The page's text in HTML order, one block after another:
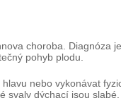
choroba.
pohyb plodu.
nebo vykonávat
svaly dýchací jsou